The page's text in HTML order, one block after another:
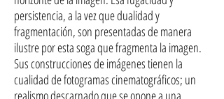
persistencia, a la vez que dualidad y
fragmentación, son presentadas de manera
ilustre por esta soga que fragmenta la imagen.
Sus construcciones de imágenes tienen la
cualidad de fotogramas cinematográficos; un
realismo descarnado que se opone a una